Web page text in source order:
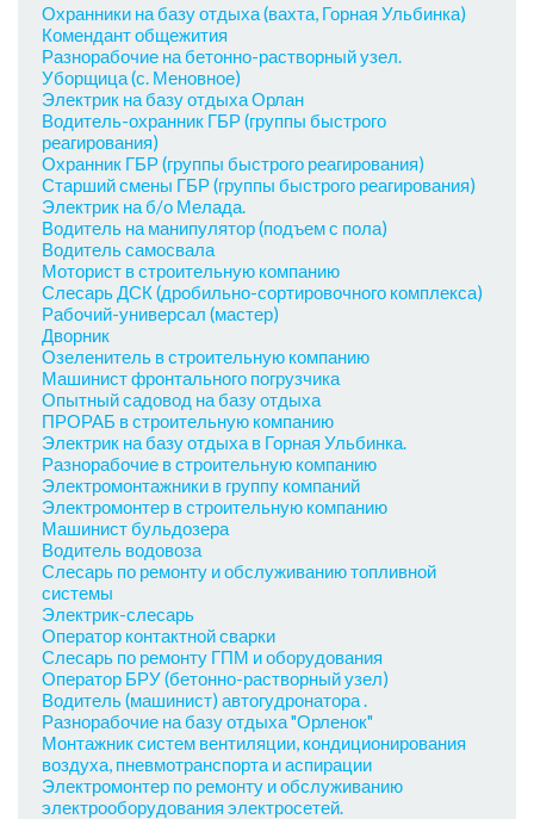
Охранники на базу отдыха (вахта, Горная Ульбинка)
Комендант общежития
Разнорабочие на бетонно-растворный узел.
Уборщица (с. Меновное)
Электрик на базу отдыха Орлан
Водитель-охранник ГБР (группы быстрого
реагирования)
Охранник ГБР (группы быстрого реагирования)
Старший смены ГБР (группы быстрого реагирования)
Электрик на б/о Мелада.
Водитель на манипулятор (подъем с пола)
Водитель самосвала
Моторист в строительную компанию
Слесарь ДСК (дробильно-сортировочного комплекса)
Рабочий-универсал (мастер)
Дворник
Озеленитель в строительную компанию
Машинист фронтального погрузчика
Опытный садовод на базу отдыха
ПРОРАБ в строительную компанию
Электрик на базу отдыха в Горная Ульбинка.
Разнорабочие в строительную компанию
Электромонтажники в группу компаний
Электромонтер в строительную компанию
Машинист бульдозера
Водитель водовоза
Слесарь по ремонту и обслуживанию топливной
системы
Электрик-слесарь
Оператор контактной сварки
Слесарь по ремонту ГПМ и оборудования
Оператор БРУ (бетонно-растворный узел)
Водитель (машинист) автогудронатора .
Разнорабочие на базу отдыха "Орленок"
Монтажник систем вентиляции, кондиционирования
воздуха, пневмотранспорта и аспирации
Электромонтер по ремонту и обслуживанию
электрооборудования электросетей.